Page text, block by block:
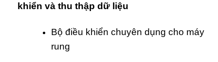
khiển và thu thập dữ liệu
Bộ điều khiển chuyên dụng cho máy
rung